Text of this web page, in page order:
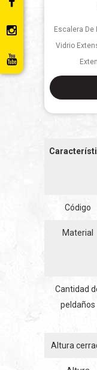
Escalera De
Vidrio
Código
Material
Cantidad
peldaños
Altura